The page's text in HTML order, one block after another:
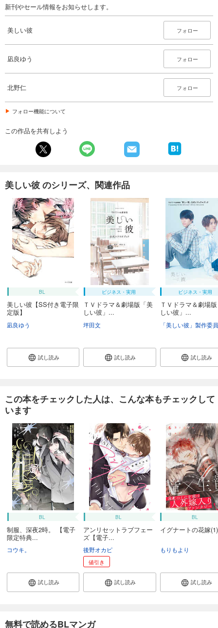
新刊やセール情報をお知らせします。
美しい彼 フォロー
凪良ゆう フォロー
北野仁 フォロー
フォロー機能について
この作品を共有しよう
美しい彼 のシリーズ、関連作品
BL
美しい彼【SS付き電子限
定版】
凪良ゆう
試し読み
ビジネス・実用
ＴＶドラマ＆劇場版「美
しい彼」...
坪田文
試し読み
ビジネス・実用
ＴＶドラマ＆劇場
しい彼」...
試し読み
この本をチェックした人は、こんな本もチェックして
います
BL
制服、深夜2時。 【電子
限定特典...
コウキ。
試し読み
BL
アンリセットラブフェー
ズ【電子...
後野オカピ
値引き
試し読み
BL
イグナートの花嫁(1)
もりもより
試し読み
無料で読めるBLマンガ